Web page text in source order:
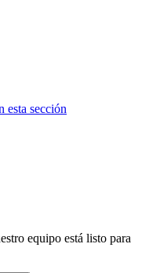
esta sección
equipo está listo para